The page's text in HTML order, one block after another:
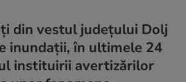
din vestul judeţului Dolj
inundaţii, în ultimele 24
instituirii avertizărilor